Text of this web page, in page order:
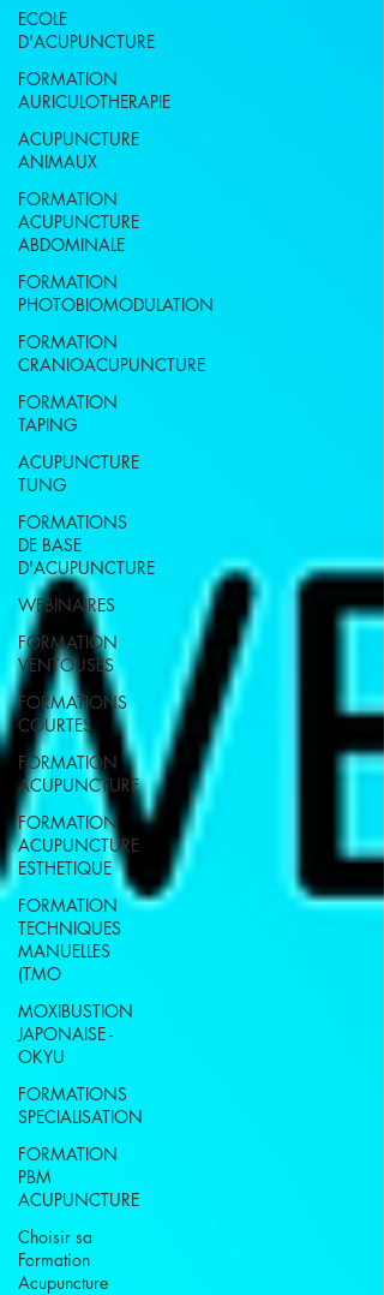
ECOLE
D'ACUPUNCTURE
FORMATION
AURICULOTHERAPIE
ACUPUNCTURE
ANIMAUX
FORMATION
ACUPUNCTURE
ABDOMINALE
FORMATION
PHOTOBIOMODULATION
FORMATION
CRANIOACUPUNCTURE
FORMATION
TAPING
ACUPUNCTURE
TUNG
FORMATIONS
DE BASE
D'ACUPUNCTURE
WEBINAIRES
FORMATION
VENTOUSES
FORMATIONS
COURTES
FORMATION
ACUPUNCTURE
FORMATION
ACUPUNCTURE
ESTHETIQUE
FORMATION
TECHNIQUES
MANUELLES
(TMO
MOXIBUSTION
JAPONAISE -
OKYU
FORMATIONS
SPECIALISATION
FORMATION
PBM
ACUPUNCTURE
Choisir sa
Formation
Acupuncture